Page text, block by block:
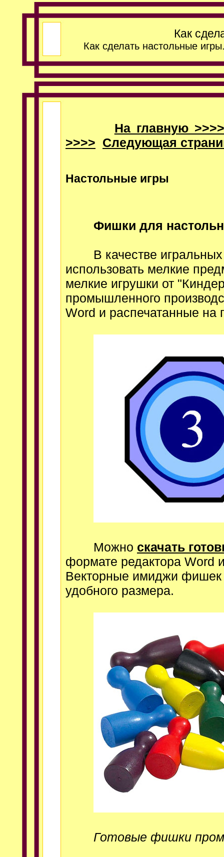
Как
Как сделать настольные
На главную
>>>> Следующая
Настольные игры
Фишки для
В качестве игральных
использовать мелкие
мелкие игрушки от
промышленного
Word и распечатанные на
Можно скачать
формате редактора Word
Векторные имиджи
удобного размера.
Готовые фишки